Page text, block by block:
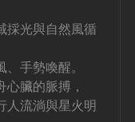
採光與自然風循
手勢喚醒。
臟的脈搏，
人流淌與星火明